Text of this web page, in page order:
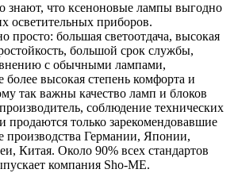
знают, что ксеноновые лампы выгодно
осветительных приборов.
большая светоотдача, высокая
большой срок службы,
с обычными лампами,
более высокая степень комфорта и
так важны качество ламп и блоков
соблюдение технических
продаются только зарекомендовавшие
производства Германии, Японии,
Китая. Около 90% всех стандартов
компания Sho-ME.